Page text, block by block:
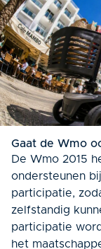
Gaat de Wmo
De Wmo 2015
ondersteunen
participatie,
zelfstandig
participatie
het